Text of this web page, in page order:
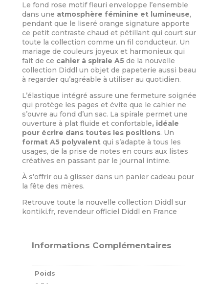
Le fond rose motif fleuri enveloppe l’ensemble
dans une atmosphère féminine et lumineuse,
pendant que le liseré orange signature apporte
ce petit contraste chaud et pétillant qui court sur
toute la collection comme un fil conducteur. Un
mariage de couleurs joyeux et harmonieux qui
fait de ce cahier à spirale A5 de la nouvelle
collection Diddl un objet de papeterie aussi beau
à regarder qu’agréable à utiliser au quotidien.
L’élastique intégré assure une fermeture soignée
qui protège les pages et évite que le cahier ne
s’ouvre au fond d’un sac. La spirale permet une
ouverture à plat fluide et confortable, idéale
pour écrire dans toutes les positions. Un
format A5 polyvalentqui s’adapte à tous les
usages, de la prise de notes en cours aux listes
créatives en passant par le journal intime.
À s’offrir ou à glisser dans un panier cadeau pour
la fête des mères.
Retrouve toute la nouvelle collection Diddl sur
kontiki.fr, revendeur officiel Diddl en France
Informations Complémentaires
Poids